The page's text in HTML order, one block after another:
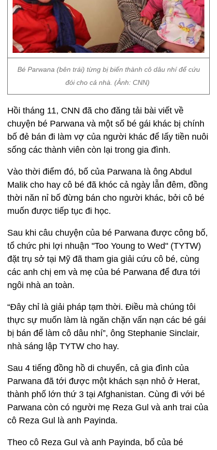
Bé Parwana (bên trái) từng bị biến thành cô dâu nhí để cứu
đói cho cả nhà. (Ảnh: CNN)
Hồi tháng 11, CNN đã cho đăng tải bài viết về
chuyện bé Parwana và một số bé gái khác bị chính
bố đẻ bán đi làm vợ của người khác để lấy tiền nuôi
sống các thành viên còn lại trong gia đình.
Vào thời điểm đó, bố của Parwana là ông Abdul
Malik cho hay cô bé đã khóc cả ngày lẫn đêm, đồng
thời năn nỉ bố đừng bán cho người khác, bởi cô bé
muốn được tiếp tục đi học.
Sau khi câu chuyện của bé Parwana được công bố,
tổ chức phi lợi nhuận "Too Young to Wed" (TYTW)
đặt trụ sở tại Mỹ đã tham gia giải cứu cô bé, cùng
các anh chị em và mẹ của bé Parwana để đưa tới
ngôi nhà an toàn.
“Đây chỉ là giải pháp tạm thời. Điều mà chúng tôi
thực sự muốn làm là ngăn chặn vấn nạn các bé gái
bị bán để làm cô dâu nhí”, ông Stephanie Sinclair,
nhà sáng lập TYTW cho hay.
Sau 4 tiếng đồng hồ di chuyển, cả gia đình của
Parwana đã tới được một khách sạn nhỏ ở Herat,
thành phố lớn thứ 3 tại Afghanistan. Cùng đi với bé
Parwana còn có người mẹ Reza Gul và anh trai của
cô Reza Gul là anh Payinda.
Theo cô Reza Gul và anh Payinda, bố của bé